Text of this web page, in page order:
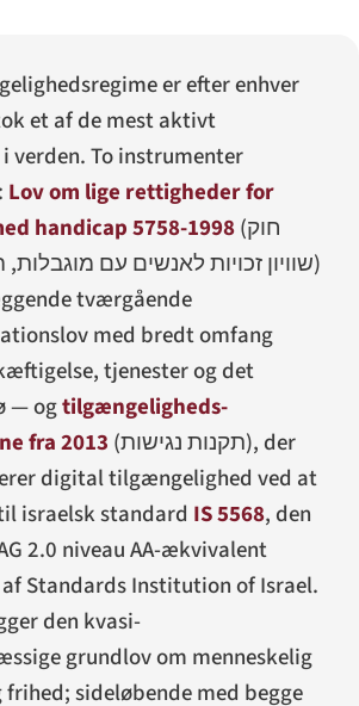
er efter enhver
et af de mest aktivt
verden. To instrumenter
Lov om lige rettigheder for
handicap 5758-1998(חוק
שוויון זכויות לאנשים עם מוגבלות,)
tværgående
med bredt omfang
tjenester og det
— ogtilgængeligheds-
fra 2013 (תקנות נגישות), der
digital tilgængelighed ved at
israelsk standard IS 5568, den
2.0 niveau AA-ækvivalent
Standards Institution of Israel.
den kvasi-
grundlov om menneskelig
sideløbende med begge